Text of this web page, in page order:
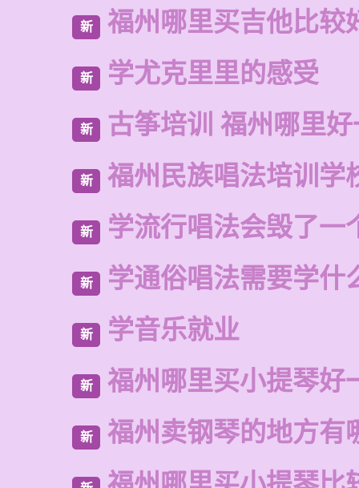
新 福州哪里买吉他比较
新 学尤克里里的感受
新 古筝培训 福州哪里
新 福州民族唱法培训学
新 学流行唱法会毁了一
新 学通俗唱法需要学什
新 学音乐就业
新 福州哪里买小提琴好
新 福州卖钢琴的地方有